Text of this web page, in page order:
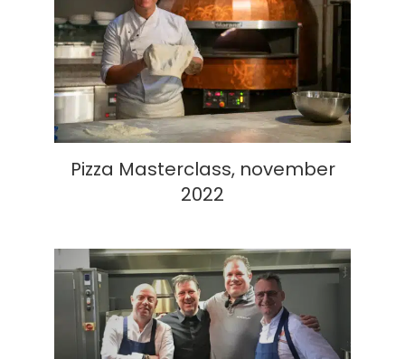
Pizza Masterclass, november 2022
Pizza Masterclass, november
2022
Josper Masterclass, april 2020